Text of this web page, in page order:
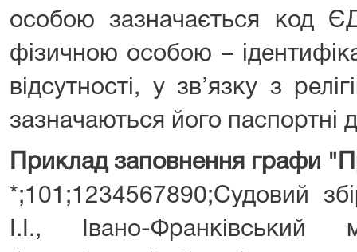
особою зазначається код
фізичною особою –
відсутності, у зв’язку з
зазначаються його паспортні
Приклад заповнення графи
*;101;1234567890;Судовий
І.І., Івано-